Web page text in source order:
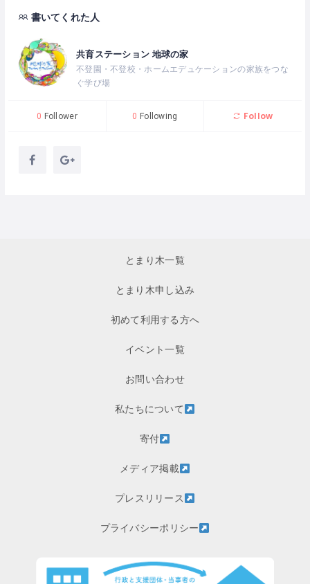
書いてくれた人
共育ステーション 地球の家
不登園・不登校・ホームエデュケーションの家族をつな
ぐ学び場
0 Follower 0 Following Follow
とまり木一覧
とまり木申し込み
初めて利用する方へ
イベント一覧
お問い合わせ
私たちについて
寄付
メディア掲載
プレスリリース
プライバシーポリシー